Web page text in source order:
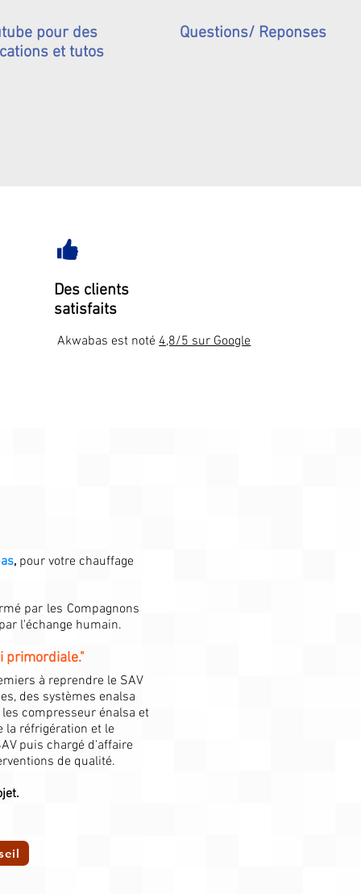
pour des
et tutos
Questions/ Reponses
Des clients
satisfaits
Akwabas est noté4,8/5 sur Google
, pour votre chauffage
par les Compagnons
l'échange humain.
primordiale."
à reprendre le SAV
des systèmes enalsa
compresseur énalsa et
la réfrigération et le
puis chargé d'affaire
de qualité.